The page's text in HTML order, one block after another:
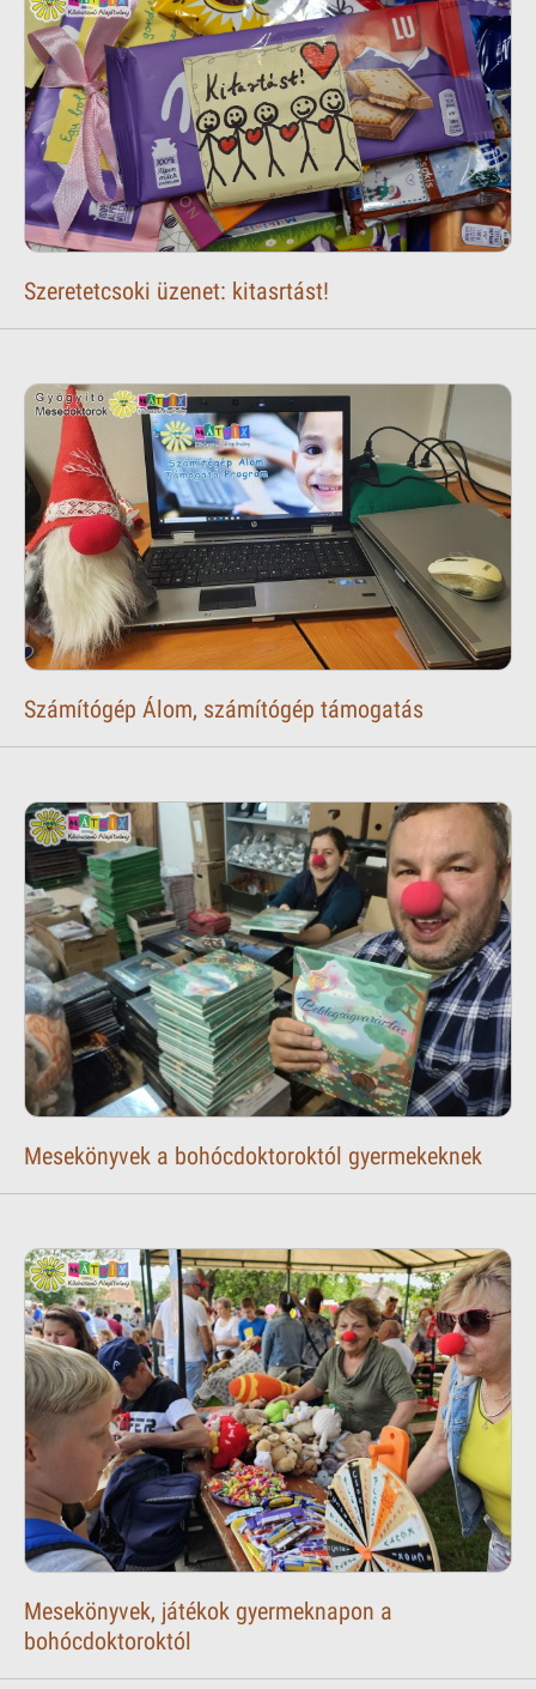
Szeretetcsoki üzenet: kitasrtást!
Számítógép Álom, számítógép támogatás
Mesekönyvek a bohócdoktoroktól gyermekeknek
Mesekönyvek, játékok gyermeknapon a
bohócdoktoroktól